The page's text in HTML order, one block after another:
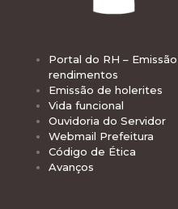
Portal do RH –
rendimentos
Emissão de holerites
Vida funcional
Ouvidoria do Servidor
Webmail Prefeitura
Código de Ética
Avanços